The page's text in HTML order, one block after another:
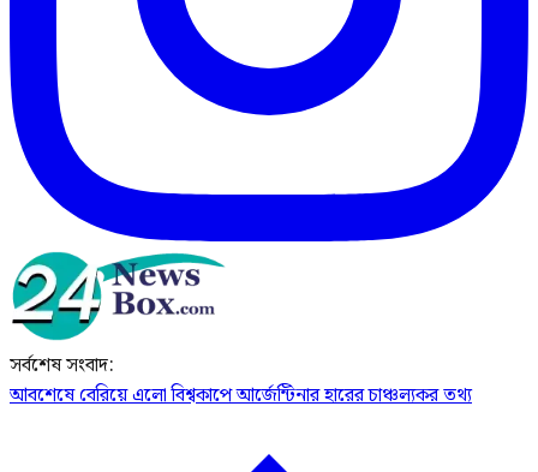
সর্বশেষ সংবাদ:
আবশেষে বেরিয়ে এলো বিশ্বকাপে আর্জেন্টিনার হারের চাঞ্চল্যকর তথ্য